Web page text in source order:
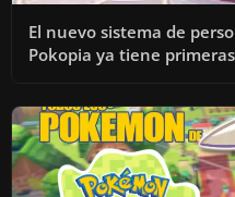
El nuevo sistema de
Pokopia ya tiene